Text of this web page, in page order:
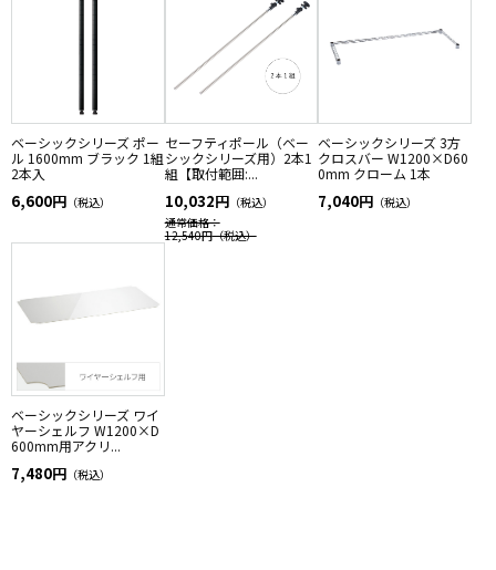
ベーシックシリーズ ポー
ル 1600mm ブラック 1組
2本入
6,600円 （税込）
セーフティポール（ベー
シックシリーズ用）2本1
組【取付範囲:...
10,032円 （税込）
通常価格：
12,540円（税込）
ベーシックシリーズ 3方
クロスバー W1200×D60
0mm クローム 1本
7,040円 （税込）
ベーシックシリーズ ワイ
ヤーシェルフ W1200×D
600mm用アクリ...
7,480円 （税込）